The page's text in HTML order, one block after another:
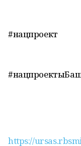
#нацпроект
https://